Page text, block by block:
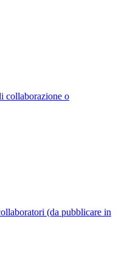
collaborazione o
(da pubblicare in